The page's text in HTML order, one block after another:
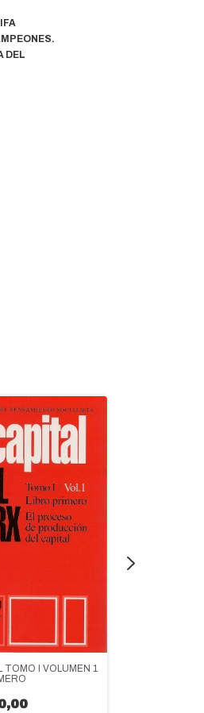
DEL
de
y
la Copa
TOMO I VOLUMEN 1